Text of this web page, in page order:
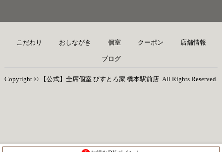
こだわり おしながき 個室 クーポン 店舗情報
ブログ
Copyright © 【公式】全席個室 びすとろ家 橋本駅前店. All Rights Reserved.